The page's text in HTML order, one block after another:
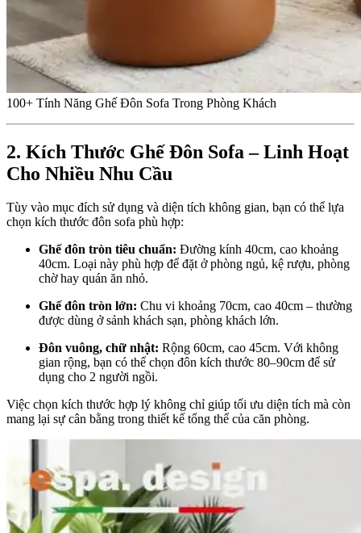
100+ Tính Năng Ghế Đôn Sofa Trong Phòng Khách
2. Kích Thước Ghế Đôn Sofa – Linh Hoạt
Cho Nhiều Nhu Cầu
Tùy vào mục đích sử dụng và diện tích không gian, bạn có thể lựa
chọn kích thước đôn sofa phù hợp:
Ghế đôn tròn tiêu chuẩn: Đường kính 40cm, cao khoảng
40cm. Loại này phù hợp để đặt ở phòng ngủ, kệ rượu, phòng
chờ hay quán ăn nhỏ.
Ghế đôn tròn lớn: Chu vi khoảng 70cm, cao 40cm – thường
được dùng ở sảnh khách sạn, phòng khách lớn.
Đôn vuông, chữ nhật: Rộng 60cm, cao 45cm. Với không
gian rộng, bạn có thể chọn đôn kích thước 80–90cm để sử
dụng cho 2 người ngồi.
Việc chọn kích thước hợp lý không chỉ giúp tối ưu diện tích mà còn
mang lại sự cân bằng trong thiết kế tổng thể của căn phòng.